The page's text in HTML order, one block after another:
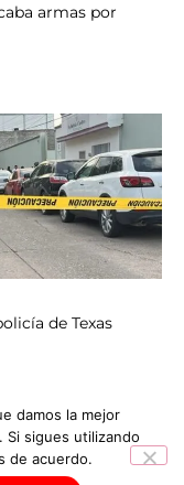
armas por
de Texas
damos la mejor
Si sigues utilizando
de acuerdo.